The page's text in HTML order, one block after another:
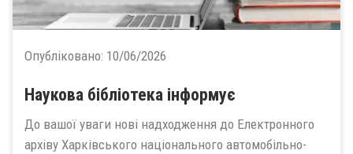
Опубліковано: 10/06/2026
Наукова бібліотека інформує
До вашої уваги нові надходження до Електронного
архіву Харківського національного автомобільно-